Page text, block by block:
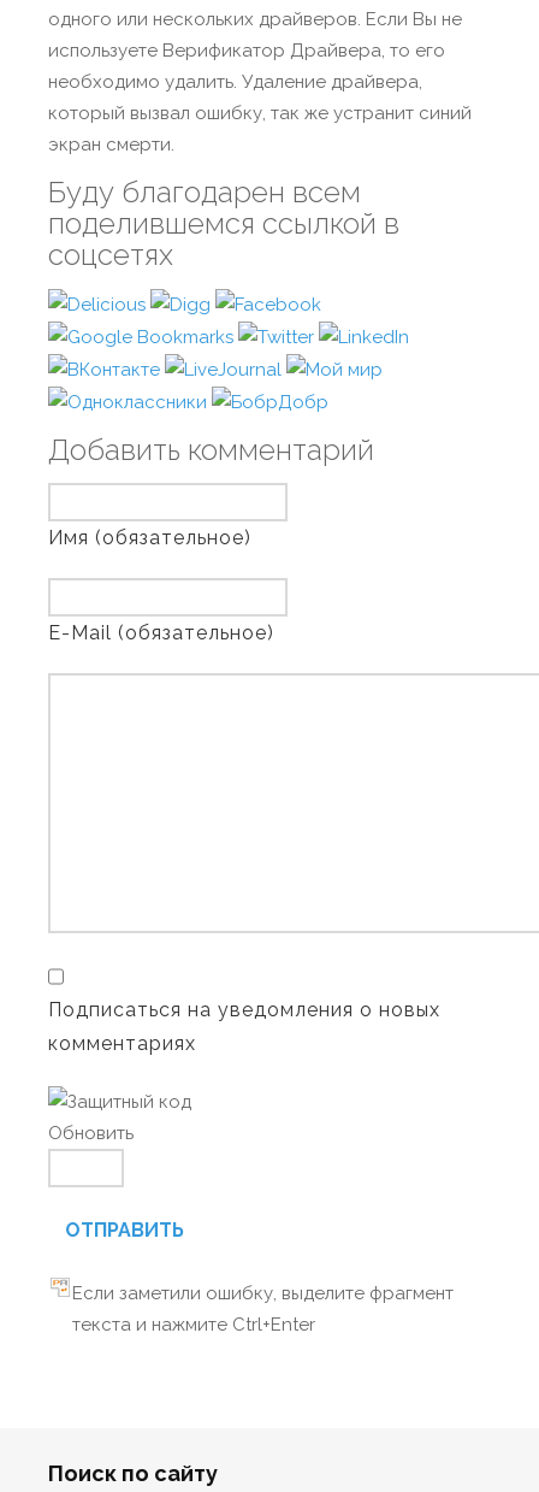
одного или нескольких драйверов. Если Вы не
используете Верификатор Драйвера, то его
необходимо удалить. Удаление драйвера,
который вызвал ошибку, так же устранит синий
экран смерти.
Буду благодарен всем
поделившемся ссылкой в
соцсетях
Добавить комментарий
Имя (обязательное)
E-Mail (обязательное)
Подписаться на уведомления о новых
комментариях
Обновить
ОТПРАВИТЬ
Если заметили ошибку, выделите фрагмент
текста и нажмите Ctrl+Enter
Поиск по сайту